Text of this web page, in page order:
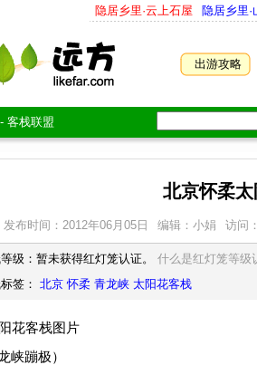
隐居乡里·云上石屋 隐居乡里
出游攻略
客栈联盟
北京怀柔
发布时间：2012年06月05日 编辑：小娟 访问：
级：暂未获得红灯笼认证。 什么是红灯笼等级
签： 北京 怀柔 青龙峡 太阳花客栈
峡蹦极）